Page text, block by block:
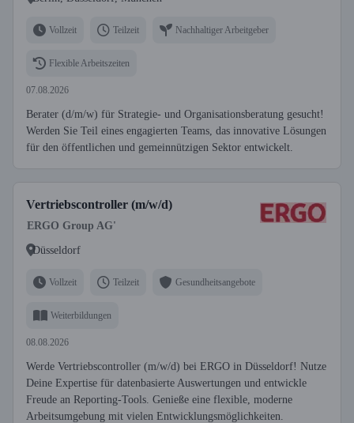
Vollzeit Teilzeit Nachhaltiger Arbeitgeber
Flexible Arbeitszeiten
07.08.2026
Berater (d/m/w) für Strategie- und Organisationsberatung gesucht!
Werden Sie Teil eines engagierten Teams, das innovative Lösungen
für den öffentlichen und gemeinnützigen Sektor entwickelt.
Vertriebscontroller (m/w/d)
ERGO Group AG'
Düsseldorf
Vollzeit Teilzeit Gesundheitsangebote
Weiterbildungen
08.08.2026
Werde Vertriebscontroller (m/w/d) bei ERGO in Düsseldorf! Nutze
Deine Expertise für datenbasierte Auswertungen und entwickle
Freude an Reporting-Tools. Genieße eine flexible, moderne
Arbeitsumgebung mit vielen Entwicklungsmöglichkeiten.